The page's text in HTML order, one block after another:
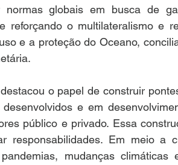
normas globais em busca de
reforçando o multilateralismo e
e a proteção do Oceano,
o papel de construir
e em
público e privado. Essa
responsabilidades. Em meio a
mudanças